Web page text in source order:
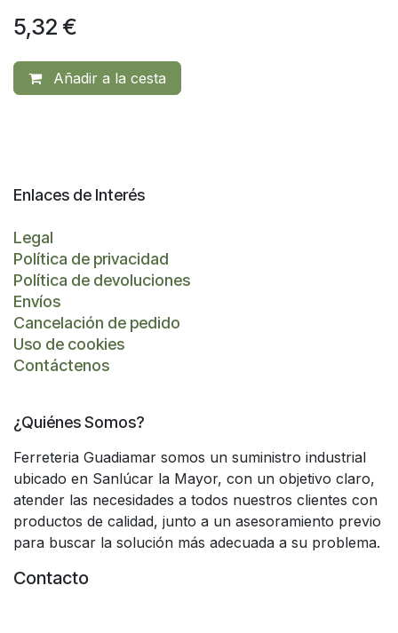
5,32 €
Añadir a la cesta
Enlaces de Interés
Legal
Política de privacidad
Política de devoluciones
Envíos
Cancelación de pedido
Uso de cookies
Contáctenos
¿Quiénes Somos?
Ferreteria Guadiamar somos un suministro industrial
ubicado en Sanlúcar la Mayor, con un objetivo claro,
atender las necesidades a todos nuestros clientes con
productos de calidad, junto a un asesoramiento previo
para buscar la solución más adecuada a su problema.
Contacto